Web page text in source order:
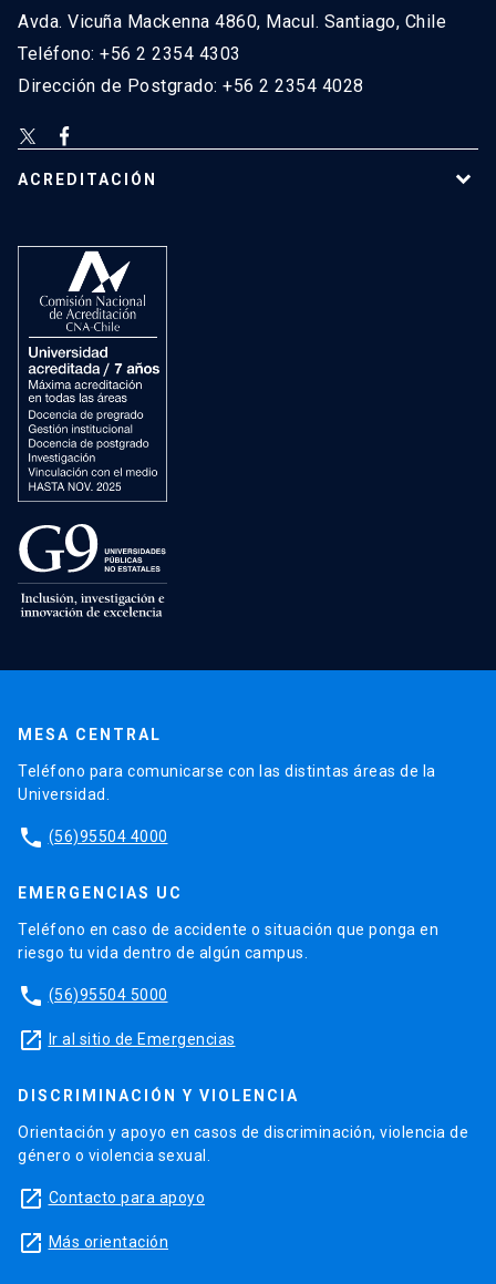
Avda. Vicuña Mackenna 4860, Macul. Santiago, Chile
Teléfono: +56 2 2354 4303
Dirección de Postgrado: +56 2 2354 4028
ACREDITACIÓN
MESA CENTRAL
Teléfono para comunicarse con las distintas áreas de la
Universidad.
phone (56)95504 4000
EMERGENCIAS UC
Teléfono en caso de accidente o situación que ponga en
riesgo tu vida dentro de algún campus.
phone (56)95504 5000
launch Ir al sitio de Emergencias
DISCRIMINACIÓN Y VIOLENCIA
Orientación y apoyo en casos de discriminación, violencia de
género o violencia sexual.
launch Contacto para apoyo
launch Más orientación